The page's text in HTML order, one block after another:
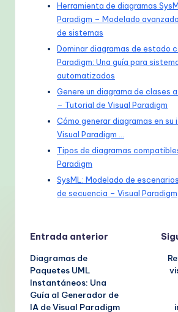
Herramienta de diagramas
Paradigm – Modelado
de sistemas
Dominar diagramas de estado
Paradigm: Una guía para
automatizados
Genere un diagrama de clases
– Tutorial de Visual Paradigm
Cómo generar diagramas en su
Visual Paradigm …
Tipos de diagramas
Paradigm
SysML: Modelado de
de secuencia – Visual Paradigm
Navegación
de
entradas
Entrada anterior
Diagramas de
Paquetes UML
Instantáneos: Una
Guía al Generador de
IA de Visual Paradigm